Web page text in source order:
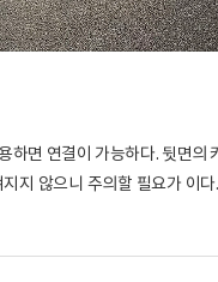
면 연결이 가능하다. 뒷면의
지 않으니 주의할 필요가 이